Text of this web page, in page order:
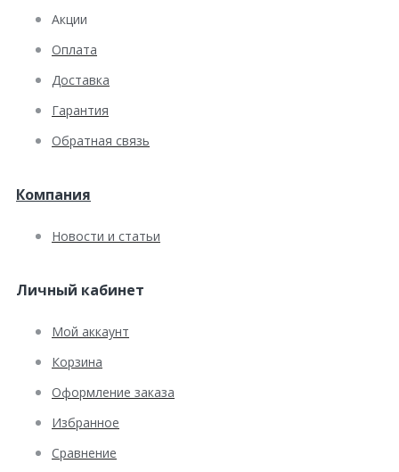
Акции
Оплата
Доставка
Гарантия
Обратная связь
Компания
Новости и статьи
Личный кабинет
Мой аккаунт
Корзина
Оформление заказа
Избранное
Сравнение